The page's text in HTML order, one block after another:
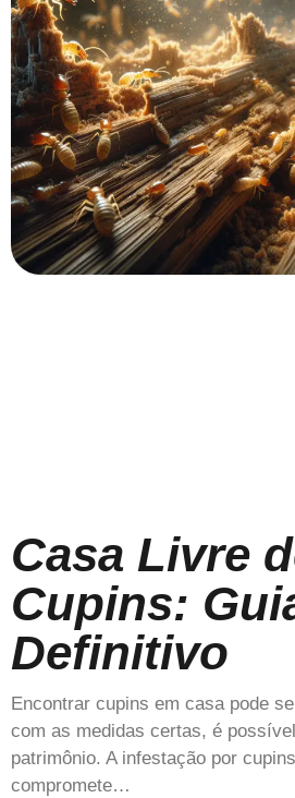
Casa Livre
Cupins:
Definitivo
Encontrar cupins em casa pode
com as medidas certas, é
patrimônio. A infestação por
compromete…